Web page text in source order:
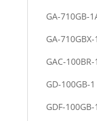
GA-710GB-
GA-
GAC-100BR-
GD-100GB-1
GDF-100GB-1